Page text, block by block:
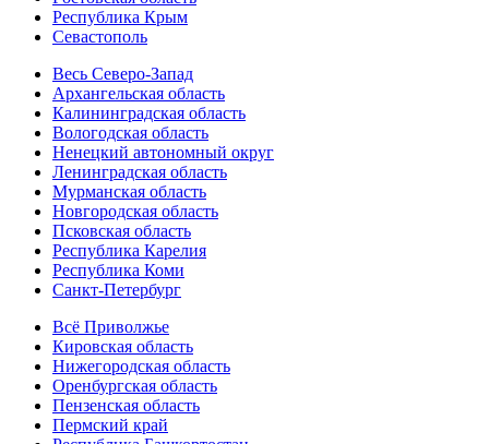
Республика Крым
Севастополь
Весь Северо-Запад
Архангельская область
Калининградская область
Вологодская область
Ненецкий автономный округ
Ленинградская область
Мурманская область
Новгородская область
Псковская область
Республика Карелия
Республика Коми
Санкт-Петербург
Всё Приволжье
Кировская область
Нижегородская область
Оренбургская область
Пензенская область
Пермский край